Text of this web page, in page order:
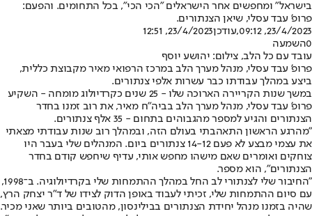
בישראל" ומחפשים אחר הישראלים "הכי הכי", בכל התחומים. והפעם:
פרופ' עבד עסלי, שיאן הצנתורים.
23/4/2023, 09:12
,עודכן23/4/2023, 12:51
0השמעה
עובד עם כל הלב, צילום: יהושע יוסף
פרופ' עבד עסלי, מנהל מערך הלב במרכז הרפואי מאיר מקבוצת כללית,
ביצע במהלך עבודתו כבר עשרות אלפי צנתורים.
במשך שנות הקריירה הארוכה שלו - 25 שנים כקרדיולוג מומחה - השקיע
פרופ' עבד עסלי, מנהל מערך הלב בביה"ח מאיר, את רוב זמנו בחדר
הצנתורים והגיע למספר מהגבוהים בתחום - 35 אלף צנתורים.
"מהרגע הראשון התאהבתי בעולם הזה, ובמהלך רוב שנות עבודתי מצאתי
את עצמי מבצע לא פעם 14-12 צנתורים ביום. המנהלים שלי בעבר היו
צוחקים ואומרים שאם מישהו מחפש אותי, עדיף שיחפש קודם בחדר
הצנתורים", הוא מספר.
"החיבור שלי לצנתורי לב החל במהלך ההתמחות שלי בקרדיולוגיה. ב־1998,
עם סיום ההתמחות שלי, זכיתי לעבוד באופן הדוק לצידו של ד"ר יצחק הרץ,
שהיה בזמנו מנהל יחידת הצנתורים בבילינסון, מהטובים ביותר שאני מכיר.